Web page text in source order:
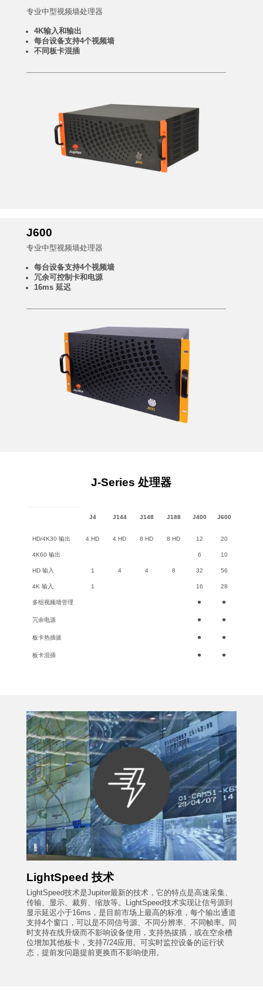
专业中型视频墙处理器
4K输入和输出
每台设备支持4个视频墙
不同板卡混插
J600
专业中型视频墙处理器
每台设备支持4个视频墙
冗余可控制卡和电源
16ms 延迟
J-Series 处理器
J4 J144 J148 J188 J400 J600
HD/4K30 输出 4 HD 4 HD 8 HD 8 HD 12 20
4K60 输出 6 10
HD 输入 1 4 4 8 32 56
4K 输入 1 16 28
多组视频墙管理 • •
冗余电源 • •
板卡热插拔 • •
板卡混插 • •
LightSpeed 技术
LightSpeed技术是Jupiter最新的技术，它的特点是高速采集、
传输、显示、裁剪、缩放等。LightSpeed技术实现让信号源到
显示延迟小于16ms，是目前市场上最高的标准，每个输出通道
支持4个窗口，可以是不同信号源、不同分辨率、不同帧率。同
时支持在线升级而不影响设备使用，支持热拔插，或在空余槽
位增加其他板卡，支持7/24应用。可实时监控设备的运行状
态，提前发问题提前更换而不影响使用。